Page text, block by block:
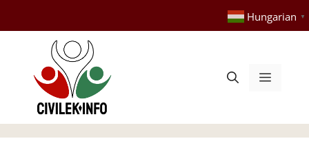
tartalomba
Hungarian ▼
Menü